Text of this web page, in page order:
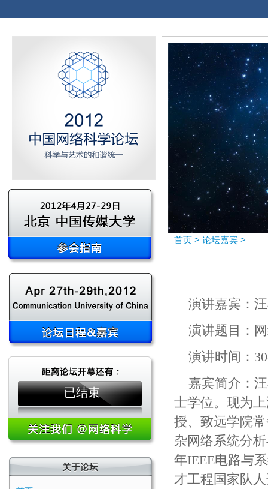
已结束
首页 > 论坛嘉宾 >
演讲嘉宾：
演讲题目：
演讲时间：
嘉宾简介：
士学位。现为
授、致远学院
杂网络系统分
年IEEE电路与
才工程国家队